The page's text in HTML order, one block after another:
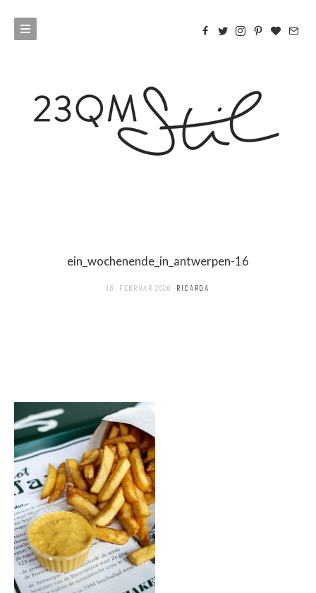
ein_wochenende_in_antwerpen-16
18. FEBRUAR 2020 RICARDA